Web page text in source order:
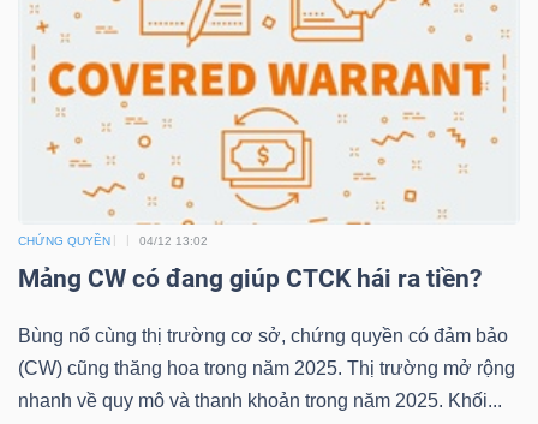
CHỨNG QUYỀN 04/12 13:02
Mảng CW có đang giúp CTCK hái ra tiền?
Bùng nổ cùng thị trường cơ sở, chứng quyền có đảm bảo
(CW) cũng thăng hoa trong năm 2025. Thị trường mở rộng
nhanh về quy mô và thanh khoản trong năm 2025. Khối...
SINH
TRÁI
PHIẾU
CÔNG
CỤ
ĐẦU